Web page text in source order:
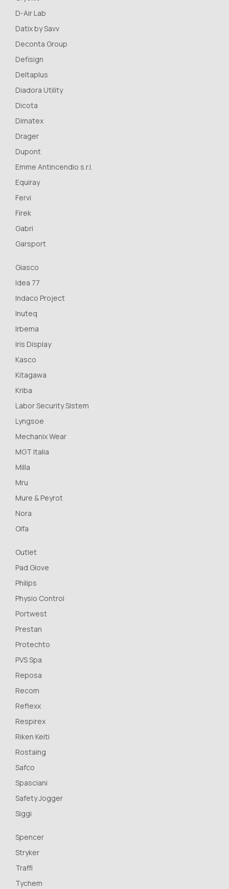
D-Air Lab
Datix by Savv
Deconta Group
Defisign
Deltaplus
Diadora Utility
Dicota
Dimatex
Drager
Dupont
Emme Antincendio s.r.l.
Equiray
Fervi
Firek
Gabri
Garsport
Giasco
Idea 77
Indaco Project
Inuteq
Irbema
Iris Display
Kasco
Kitagawa
Kriba
Labor Security Sistem
Lyngsoe
Mechanix Wear
MGT Italia
Milla
Mru
Mure & Peyrot
Nora
Olfa
Outlet
Pad Glove
Philips
Physio Control
Portwest
Prestan
Protechto
PVS Spa
Reposa
Recom
Reflexx
Respirex
Riken Keiti
Rostaing
Safco
Spasciani
Safety Jogger
Siggi
Spencer
Stryker
Traffi
Tychem